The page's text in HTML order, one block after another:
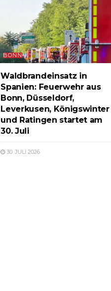
BONN
Waldbrandeinsatz in
Spanien: Feuerwehr aus
Bonn, Düsseldorf,
Leverkusen, Königswinter
und Ratingen startet am
30. Juli
30. JULI 2026